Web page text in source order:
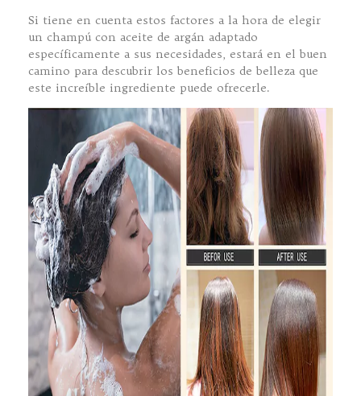
Si tiene en cuenta estos factores a la hora de elegir
un champú con aceite de argán adaptado
específicamente a sus necesidades, estará en el buen
camino para descubrir los beneficios de belleza que
este increíble ingrediente puede ofrecerle.